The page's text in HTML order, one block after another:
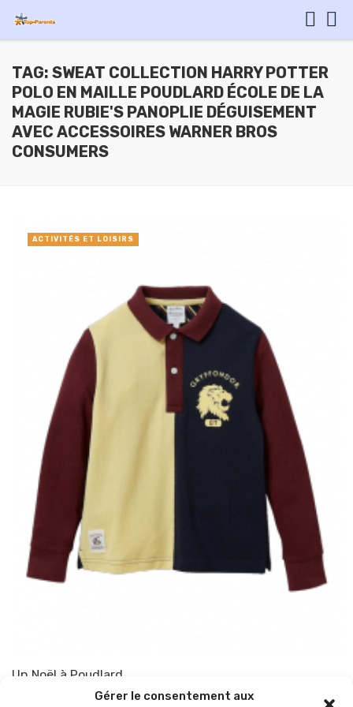
Gérer le consentement aux
TAG: SWEAT COLLECTION HARRY POTTER
POLO EN MAILLE POUDLARD ÉCOLE DE LA
MAGIE RUBIE'S PANOPLIE DÉGUISEMENT
AVEC ACCESSOIRES WARNER BROS
CONSUMERS
Un Noël à Poudlard
TOP-PARENTS 12 décembre 2020
ACTIVITÉS ET LOISIRS